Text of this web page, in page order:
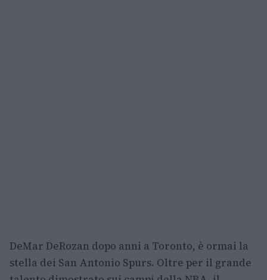
DeMar DeRozan dopo anni a Toronto, è ormai la
stella dei San Antonio Spurs. Oltre per il grande